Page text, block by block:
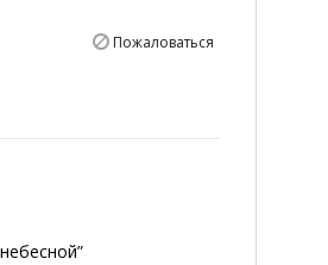
Пожаловаться